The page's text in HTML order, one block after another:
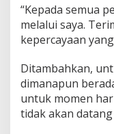
“Kepada semua
melalui saya.
kepercayaan
Ditambahkan,
dimanapun
untuk momen
tidak akan